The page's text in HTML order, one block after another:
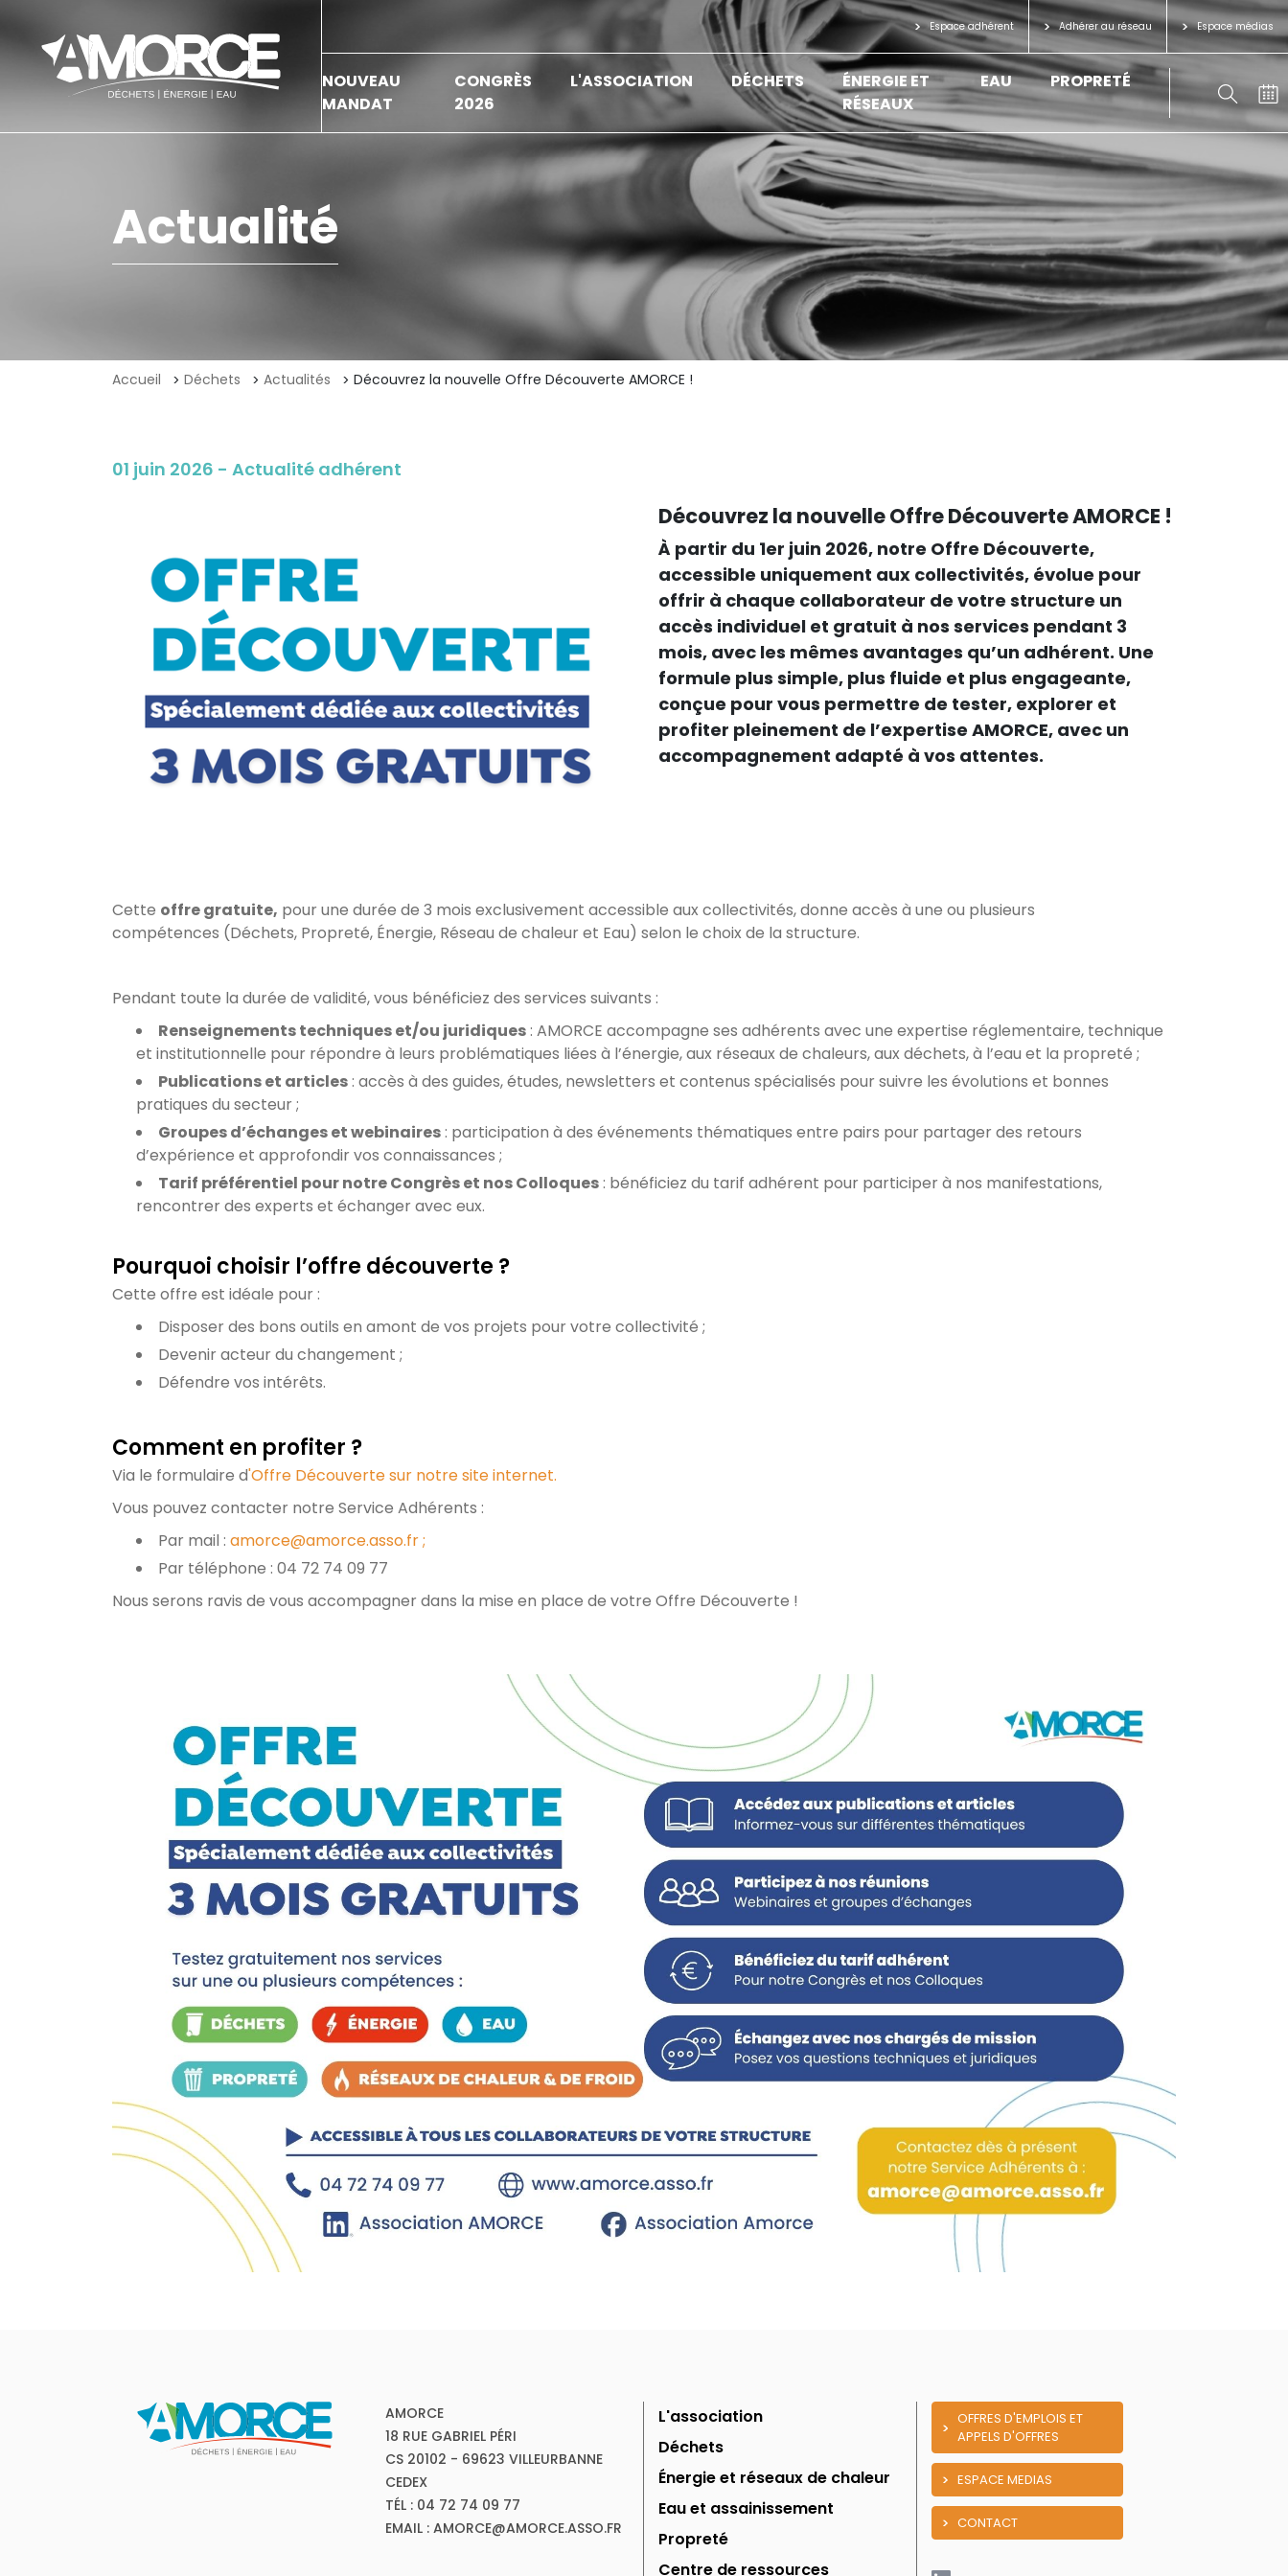
Espace adhérent Adhérer au réseau Espace médias
NOUVEAU
MANDAT
CONGRÈS
2026
L'ASSOCIATION DÉCHETS
ÉNERGIE ET
RÉSEAUX
EAU PROPRETÉ
Actualité
Accueil Déchets Actualités Découvrez la nouvelle Offre Découverte AMORCE !
01 juin 2026 - Actualité adhérent
Découvrez la nouvelle Offre Découverte AMORCE !
À partir du 1er juin 2026, notre Offre Découverte,
accessible uniquement aux collectivités, évolue pour
offrir à chaque collaborateur de votre structure un
accès individuel et gratuit à nos services pendant 3
mois, avec les mêmes avantages qu’un adhérent. Une
formule plus simple, plus fluide et plus engageante,
conçue pour vous permettre de tester, explorer et
profiter pleinement de l’expertise AMORCE, avec un
accompagnement adapté à vos attentes.
Cette offre gratuite, pour une durée de 3 mois exclusivement accessible aux collectivités, donne accès à une ou plusieurs
compétences (Déchets, Propreté, Énergie, Réseau de chaleur et Eau) selon le choix de la structure.
Pendant toute la durée de validité, vous bénéficiez des services suivants :
Renseignements techniques et/ou juridiques : AMORCE accompagne ses adhérents avec une expertise réglementaire, technique
et institutionnelle pour répondre à leurs problématiques liées à l’énergie, aux réseaux de chaleurs, aux déchets, à l’eau et la propreté ;
Publications et articles : accès à des guides, études, newsletters et contenus spécialisés pour suivre les évolutions et bonnes
pratiques du secteur ;
Groupes d’échanges et webinaires : participation à des événements thématiques entre pairs pour partager des retours
d’expérience et approfondir vos connaissances ;
Tarif préférentiel pour notre Congrès et nos Colloques : bénéficiez du tarif adhérent pour participer à nos manifestations,
rencontrer des experts et échanger avec eux.
Pourquoi choisir l’offre découverte ?
Cette offre est idéale pour :
Disposer des bons outils en amont de vos projets pour votre collectivité ;
Devenir acteur du changement ;
Défendre vos intérêts.
Comment en profiter ?
Via le formulaire d'Offre Découverte sur notre site internet.
Vous pouvez contacter notre Service Adhérents :
Par mail : amorce@amorce.asso.fr ;
Par téléphone : 04 72 74 09 77
Nous serons ravis de vous accompagner dans la mise en place de votre Offre Découverte !
AMORCE
18 RUE GABRIEL PÉRI
CS 20102 - 69623 VILLEURBANNE
CEDEX
TÉL : 04 72 74 09 77
EMAIL : AMORCE@AMORCE.ASSO.FR
L'association
Déchets
Énergie et réseaux de chaleur
Eau et assainissement
Propreté
Centre de ressources
OFFRES D'EMPLOIS ET
APPELS D'OFFRES
ESPACE MEDIAS
CONTACT